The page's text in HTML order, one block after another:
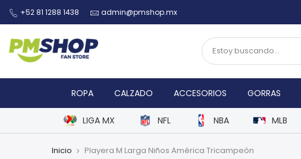
+52 81 1288 1438 admin@pmshop.mx
ROPA CALZADO ACCESORIOS GORRAS
LIGA MX NFL NBA MLB
Inicio Playera M Larga Niños América Tricampeón